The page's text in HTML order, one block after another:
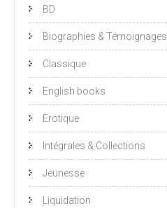
BD
Biographies & Témoignages
Classique
English books
Erotique
Intégrales & Collections
Jeunesse
Liquidation